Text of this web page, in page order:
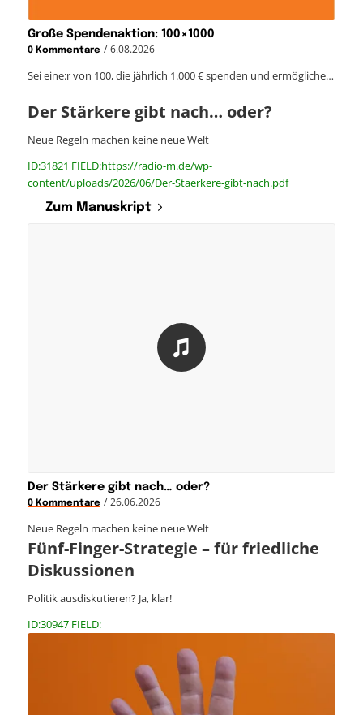
Große Spendenaktion: 100×1000
0 Kommentare / 6.08.2026
Sei eine:r von 100, die jährlich 1.000 € spenden und ermögliche…
Der Stärkere gibt nach… oder?
Neue Regeln machen keine neue Welt
ID:31821 FIELD:https://radio-m.de/wp-
content/uploads/2026/06/Der-Staerkere-gibt-nach.pdf
Zum Manuskript
Der Stärkere gibt nach… oder?
0 Kommentare / 26.06.2026
Neue Regeln machen keine neue Welt
Fünf-Finger-Strategie – für friedliche
Diskussionen
Politik ausdiskutieren? Ja, klar!
ID:30947 FIELD: